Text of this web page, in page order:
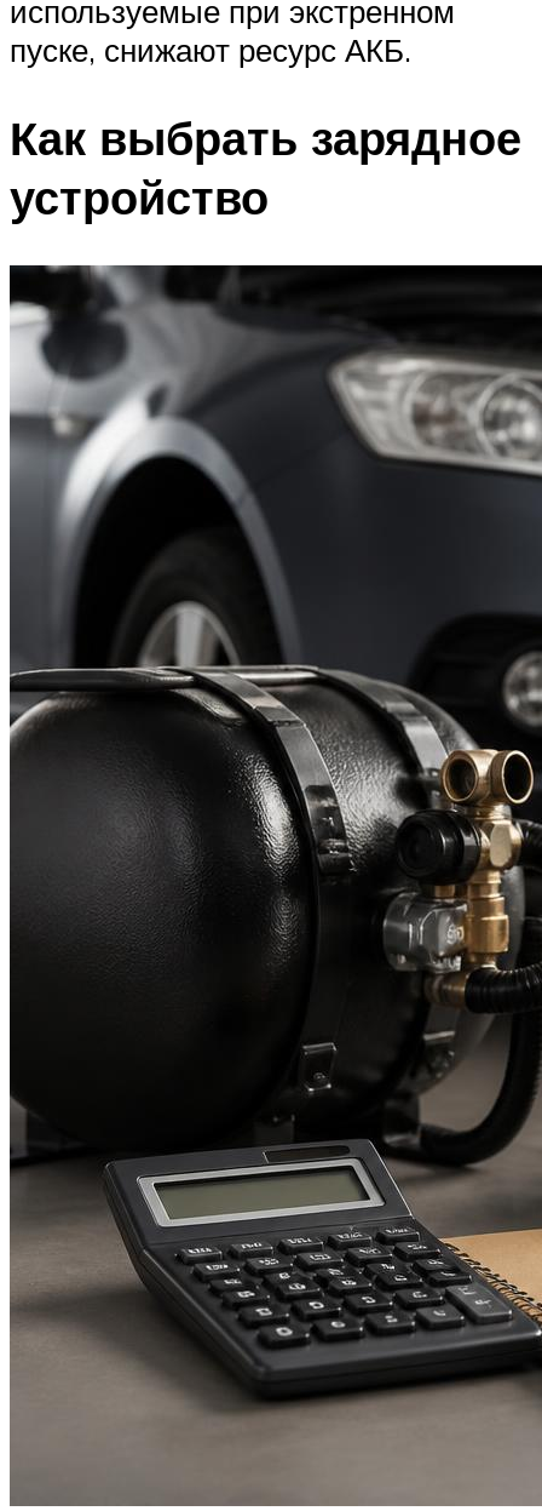
используемые при экстренном
пуске, снижают ресурс АКБ.
Как выбрать зарядное
устройство